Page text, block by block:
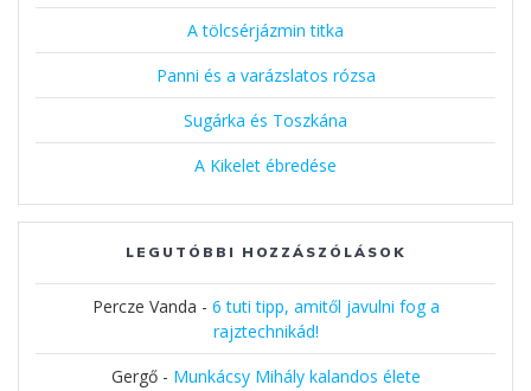
A tölcsérjázmin titka
Panni és a varázslatos rózsa
Sugárka és Toszkána
A Kikelet ébredése
LEGUTÓBBI HOZZÁSZÓLÁSOK
Percze Vanda - 6 tuti tipp, amitől javulni fog a
rajztechnikád!
Gergő- Munkácsy Mihály kalandos élete